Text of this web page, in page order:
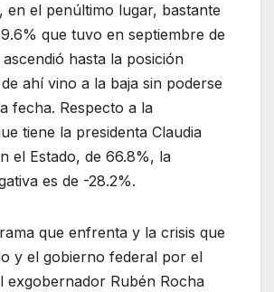
en el penúltimo lugar, bastante
que tuvo en septiembre de
hasta la posición
ahí vino a la baja sin poderse
fecha. Respecto a la
tiene la presidenta Claudia
el Estado, de 66.8%, la
es de -28.2%.
que enfrenta y la crisis que
y el gobierno federal por el
exgobernador Rubén Rocha